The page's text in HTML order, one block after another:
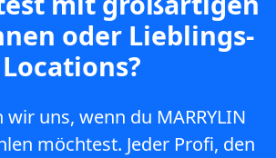
oder Lieblings-
Locations?
uns, wenn du MARRYLIN
möchtest. Jeder Profi, den